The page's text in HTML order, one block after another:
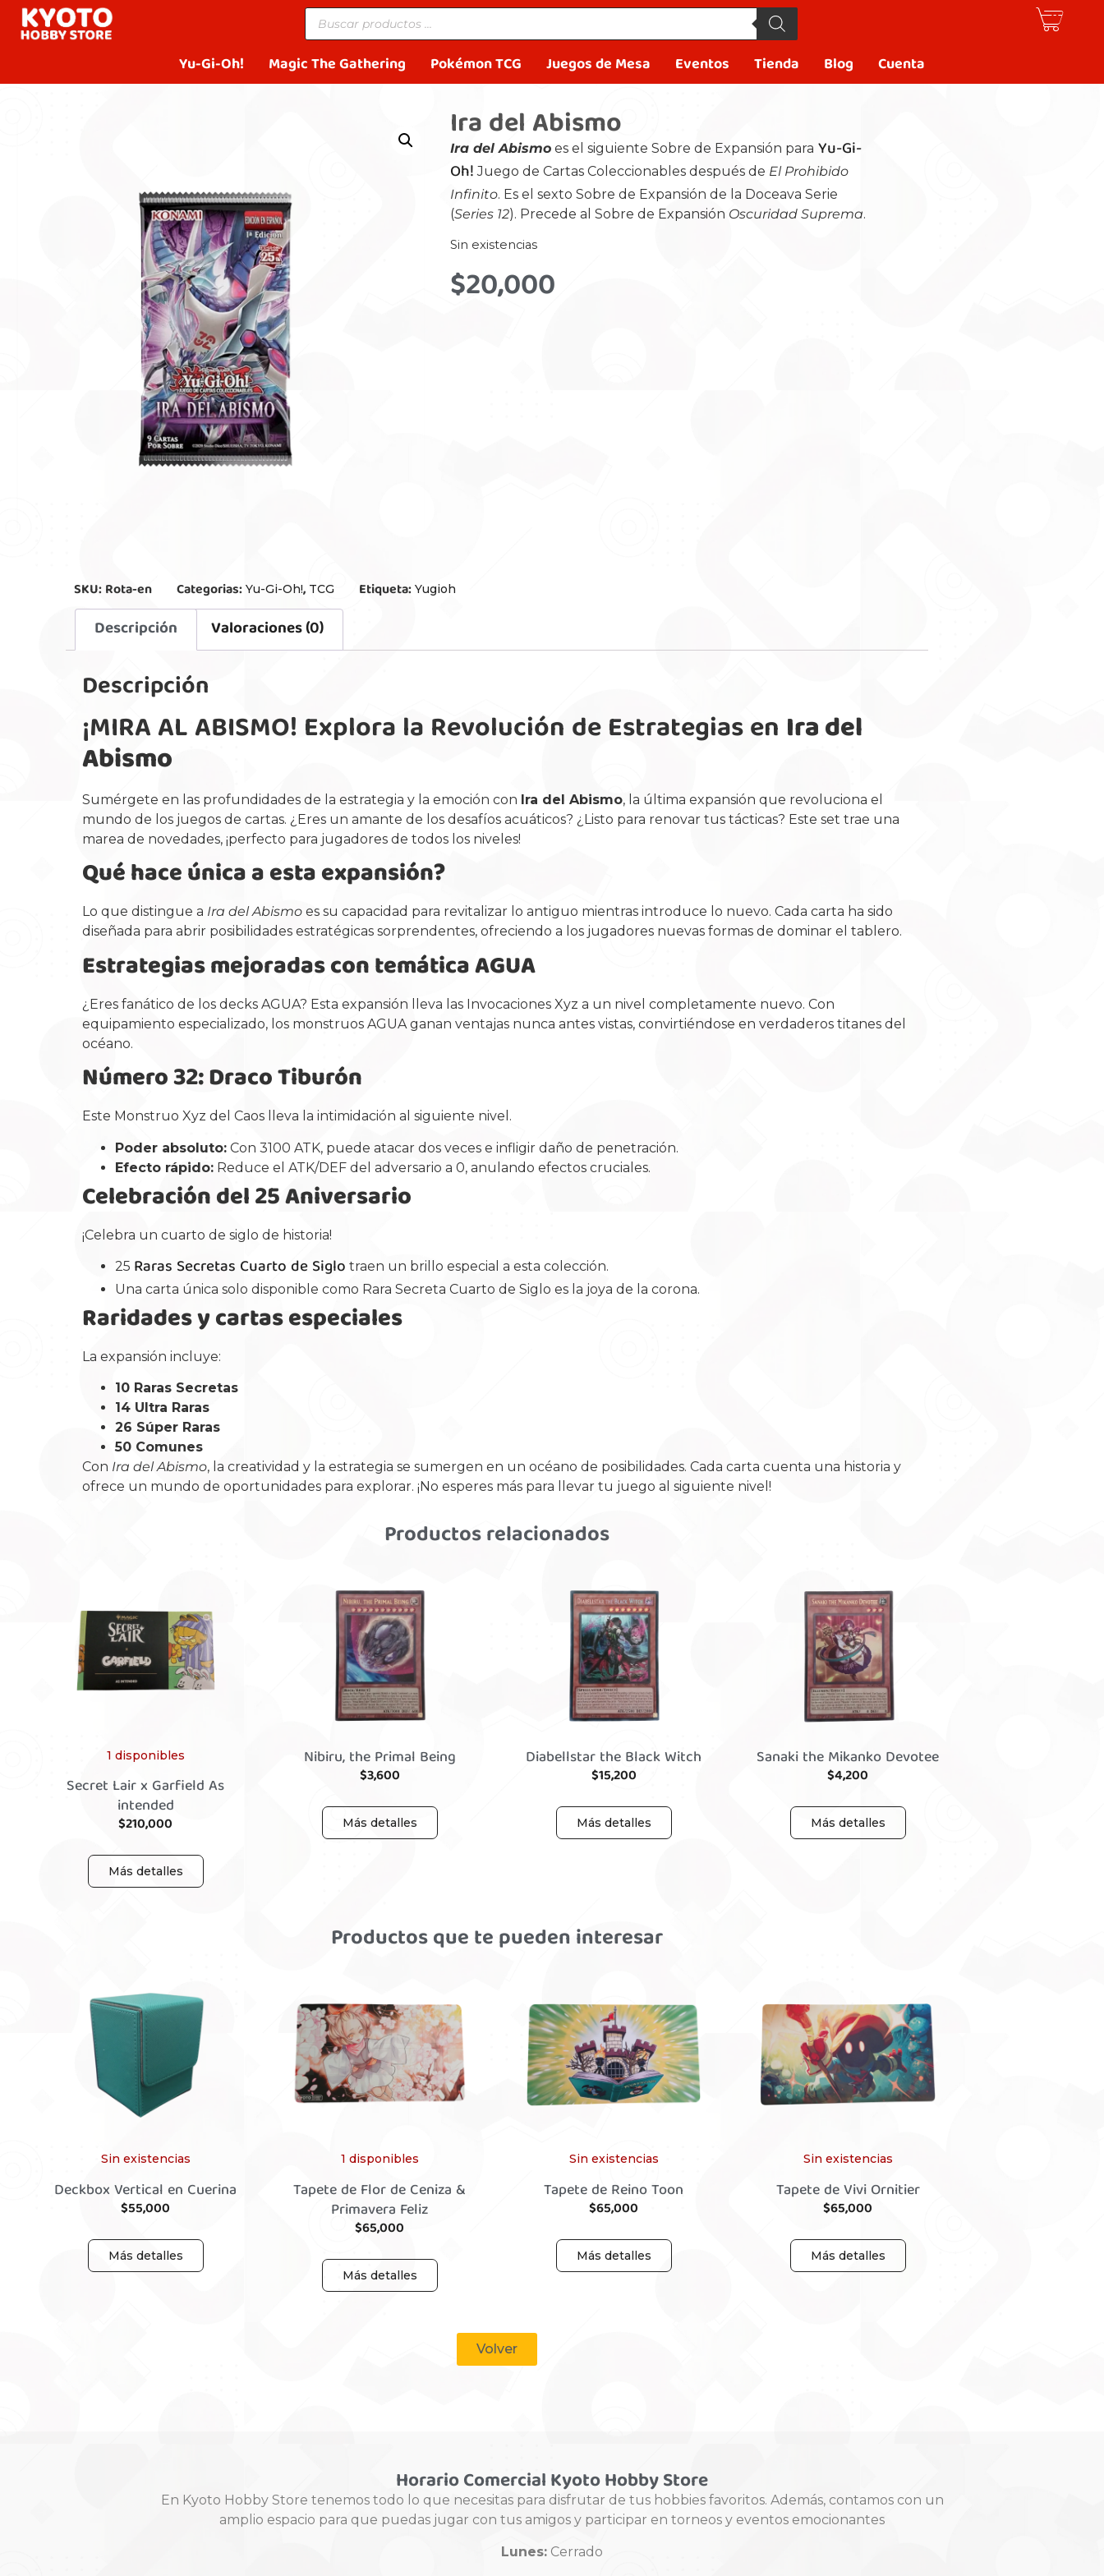
Yu-Gi-Oh! Magic The Gathering Pokémon TCG Juegos de Mesa Eventos Tienda Blog Cuenta
Ira del Abismo
Ira del Abismoes el siguiente Sobre de Expansión para Yu-Gi-
Oh! Juego de Cartas Coleccionables después de El Prohibido
Infinito. Es el sexto Sobre de Expansión de la Doceava Serie
(Series 12). Precede al Sobre de Expansión Oscuridad Suprema.
Sin existencias
$20,000
SKU:Rota-en Categorias: Yu-Gi-Oh!, TCG Etiqueta: Yugioh
Descripción Valoraciones (0)
Descripción
¡MIRA AL ABISMO! Explora la Revolución de Estrategias en Ira del
Abismo
Sumérgete en las profundidades de la estrategia y la emoción con Ira del Abismo, la última expansión que revoluciona el
mundo de los juegos de cartas. ¿Eres un amante de los desafíos acuáticos? ¿Listo para renovar tus tácticas? Este set trae una
marea de novedades, ¡perfecto para jugadores de todos los niveles!
Qué hace única a esta expansión?
Lo que distingue a Ira del Abismo es su capacidad para revitalizar lo antiguo mientras introduce lo nuevo. Cada carta ha sido
diseñada para abrir posibilidades estratégicas sorprendentes, ofreciendo a los jugadores nuevas formas de dominar el tablero.
Estrategias mejoradas con temática AGUA
¿Eres fanático de los decks AGUA? Esta expansión lleva las Invocaciones Xyz a un nivel completamente nuevo. Con
equipamiento especializado, los monstruos AGUA ganan ventajas nunca antes vistas, convirtiéndose en verdaderos titanes del
océano.
Número 32: Draco Tiburón
Este Monstruo Xyz del Caos lleva la intimidación al siguiente nivel.
Poder absoluto: Con 3100 ATK, puede atacar dos veces e infligir daño de penetración.
Efecto rápido: Reduce el ATK/DEF del adversario a 0, anulando efectos cruciales.
Celebración del 25 Aniversario
¡Celebra un cuarto de siglo de historia!
25 Raras Secretas Cuarto de Siglo traen un brillo especial a esta colección.
Una carta única solo disponible como Rara Secreta Cuarto de Siglo es la joya de la corona.
Raridades y cartas especiales
La expansión incluye:
10 Raras Secretas
14 Ultra Raras
26 Súper Raras
50 Comunes
Con Ira del Abismo, la creatividad y la estrategia se sumergen en un océano de posibilidades. Cada carta cuenta una historia y
ofrece un mundo de oportunidades para explorar. ¡No esperes más para llevar tu juego al siguiente nivel!
Productos relacionados
1 disponibles
Secret Lair x Garfield As
intended
$210,000
Más detalles
Nibiru, the Primal Being
$3,600
Más detalles
Diabellstar the Black Witch
$15,200
Más detalles
Sanaki the Mikanko Devotee
$4,200
Más detalles
Productos que te pueden interesar
Sin existencias
Deckbox Vertical en Cuerina
$55,000
Más detalles
1 disponibles
Tapete de Flor de Ceniza &
Primavera Feliz
$65,000
Más detalles
Sin existencias
Tapete de Reino Toon
$65,000
Más detalles
Sin existencias
Tapete de Vivi Ornitier
$65,000
Más detalles
Volver
Horario Comercial Kyoto Hobby Store
En Kyoto Hobby Store tenemos todo lo que necesitas para disfrutar de tus hobbies favoritos. Además, contamos con un
amplio espacio para que puedas jugar con tus amigos y participar en torneos y eventos emocionantes
Lunes: Cerrado